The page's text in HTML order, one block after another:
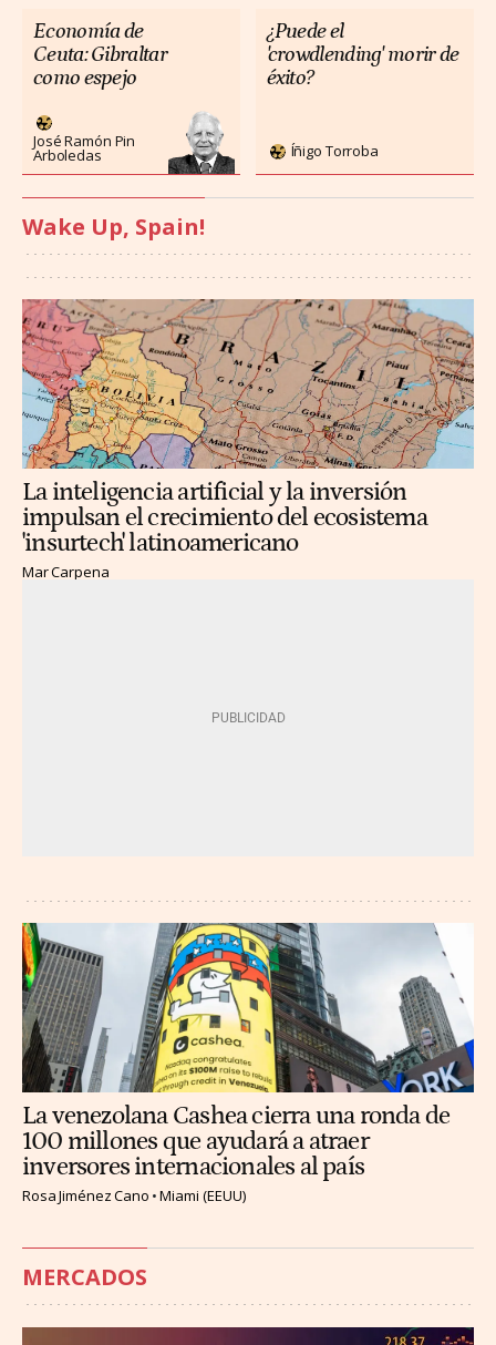
Economía de
Ceuta: Gibraltar
como espejo
José Ramón Pin
Arboledas
¿Puede el
'crowdlending' morir de
éxito?
Íñigo Torroba
Wake Up, Spain!
La inteligencia artificial y la inversión
impulsan el crecimiento del ecosistema
'insurtech' latinoamericano
Mar Carpena
La venezolana Cashea cierra una ronda de
100 millones que ayudará a atraer
inversores internacionales al país
Rosa Jiménez Cano Miami (EEUU)
MERCADOS